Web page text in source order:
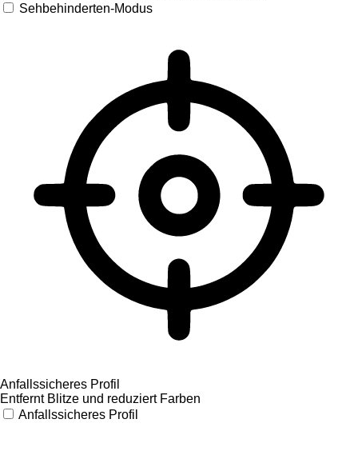
Sehbehinderten-Modus
Anfallssicheres Profil
Entfernt Blitze und reduziert Farben
Anfallssicheres Profil